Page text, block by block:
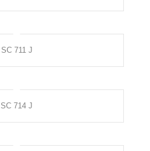
SC 711 J
SC 714 J